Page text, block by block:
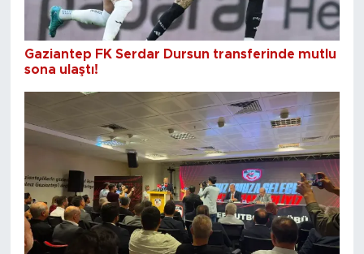
Gaziantep FK Serdar Dursun transferinde mutlu
sona ulaştı!